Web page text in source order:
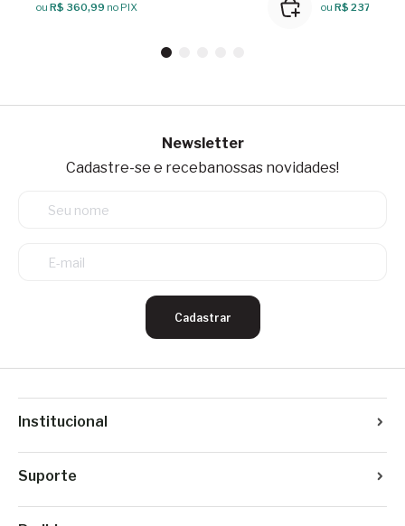
ou R$ 360,99 no PIX
ou R$ 237,49
Newsletter
Cadastre-se e recebanossas novidades!
Cadastrar
Institucional
Suporte